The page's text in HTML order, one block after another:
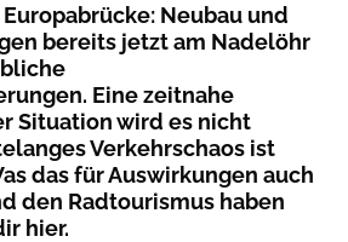
Neubau und
bereits jetzt am Nadelöhr
Eine zeitnahe
Situation wird es nicht
Verkehrschaos ist
das für Auswirkungen auch
den Radtourismus haben
hier.